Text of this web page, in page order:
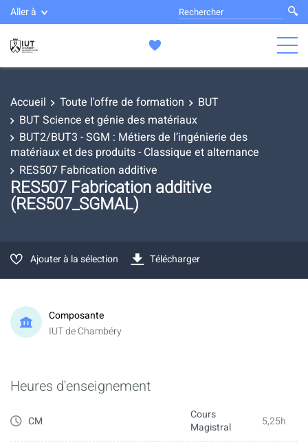
Aller à
Accueil Toute l'offre de formation
BUT
BUT Science et génie des matériaux
BUT2/BUT3 - SGM : Métiers de l’ingénierie des
matériaux et des produits - Classique et alternance
RES507 Fabrication additive
RES507 Fabrication additive
(RES507_SGMAL)
Ajouter à la sélection Télécharger
Composante
IUT de Chambéry
Heures d'enseignement
CM
Cours
Magistral
5,25h